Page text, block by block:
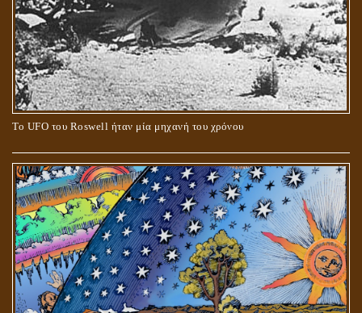
Το UFO του Roswell ήταν μία μηχανή του χρόνου